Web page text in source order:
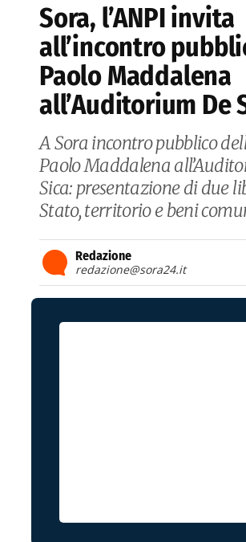
Sora, l’ANPI invita
all’incontro
Paolo Maddalena
all’Auditorium De
A Sora incontro pubblico
Paolo Maddalena
Sica: presentazione di due
Stato, territorio e beni
Redazione
redazione@sora24.it